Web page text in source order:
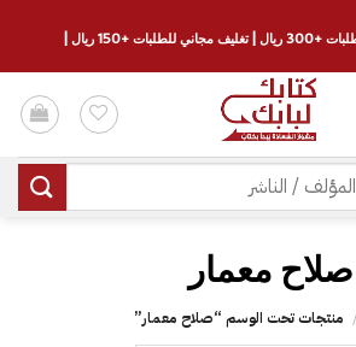
صلاح معمار
/ منتجات تحت الوسم “صلاح معمار”
+150 ريال |